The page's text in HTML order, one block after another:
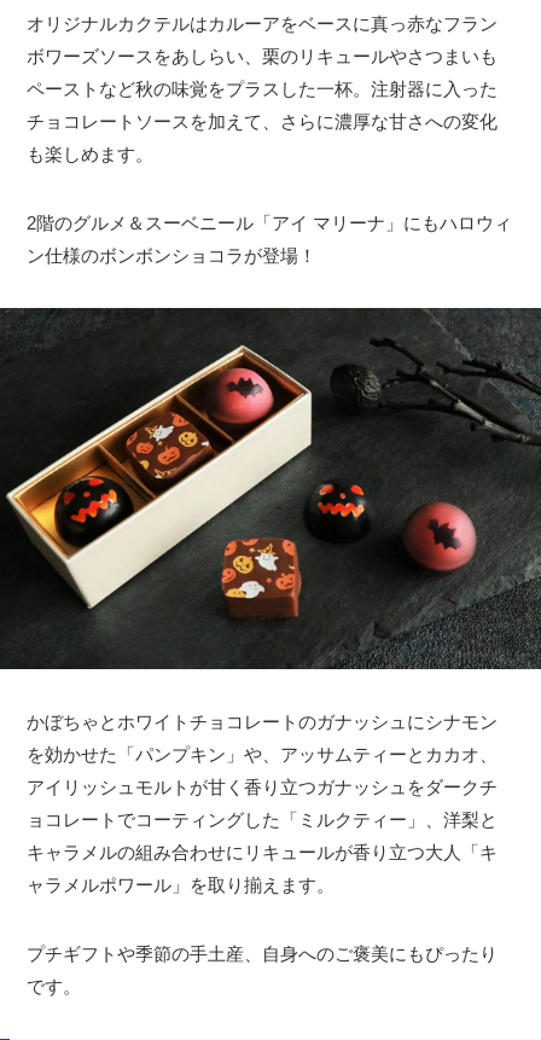
オリジナルカクテルはカルーアをベースに真っ赤なフラン
ボワーズソースをあしらい、栗のリキュールやさつまいも
ペーストなど秋の味覚をプラスした一杯。注射器に入った
チョコレートソースを加えて、さらに濃厚な甘さへの変化
も楽しめます。
2階のグルメ＆スーベニール「アイ マリーナ」にもハロウィ
ン仕様のボンボンショコラが登場！
かぼちゃとホワイトチョコレートのガナッシュにシナモン
を効かせた「パンプキン」や、アッサムティーとカカオ、
アイリッシュモルトが甘く香り立つガナッシュをダークチ
ョコレートでコーティングした「ミルクティー」、洋梨と
キャラメルの組み合わせにリキュールが香り立つ大人「キ
ャラメルポワール」を取り揃えます。
プチギフトや季節の手土産、自身へのご褒美にもぴったり
です。